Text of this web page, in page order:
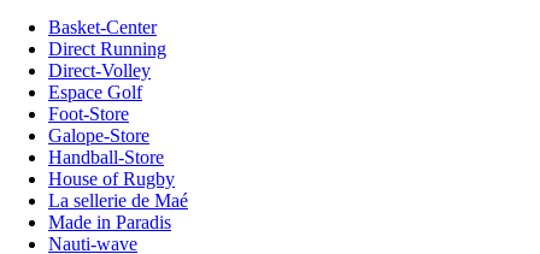
Basket-Center
Direct Running
Direct-Volley
Espace Golf
Foot-Store
Galope-Store
Handball-Store
House of Rugby
La sellerie de Maé
Made in Paradis
Nauti-wave